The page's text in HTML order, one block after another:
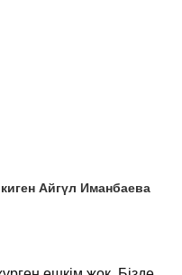
Айгүл Иманбаева